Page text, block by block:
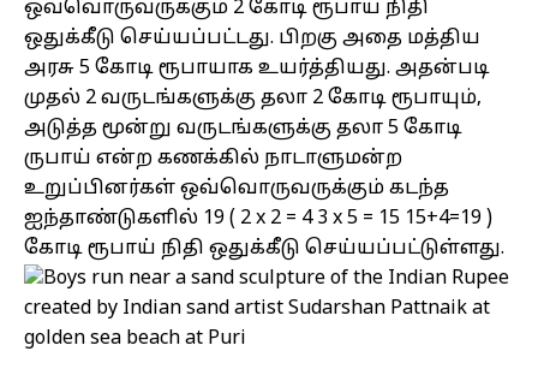
ஒவ்வொருவருக்கும் 2 கோடி ரூபாய் நிதி
ஒதுக்கீடு செய்யப்பட்டது. பிறகு அதை மத்திய
அரசு 5 கோடி ரூபாயாக உயர்த்தியது. அதன்படி
முதல் 2 வருடங்களுக்கு தலா 2 கோடி ரூபாயும்,
அடுத்த மூன்று வருடங்களுக்கு தலா 5 கோடி
ருபாய் என்ற கணக்கில் நாடாளுமன்ற
உறுப்பினர்கள் ஒவ்வொருவருக்கும் கடந்த
ஐந்தாண்டுகளில் 19 ( 2 x 2 = 4 3 x 5 = 15 15+4=19 )
கோடி ரூபாய் நிதி ஒதுக்கீடு செய்யப்பட்டுள்ளது.